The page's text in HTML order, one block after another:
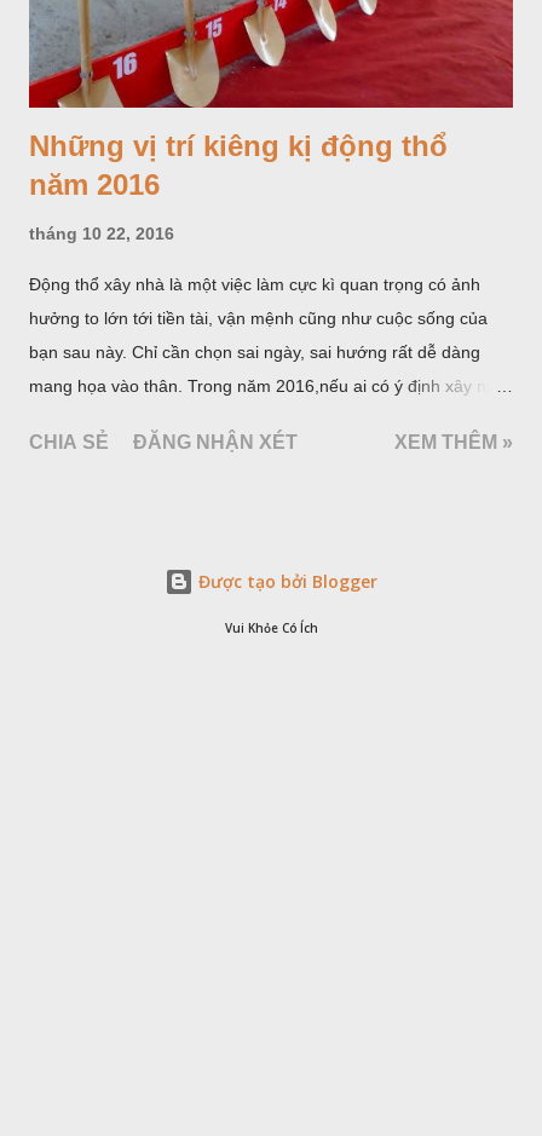
đun lại nhiều lần. Điều này là không tốt cho sức khỏe.
Những vị trí kiêng kị động thổ
năm 2016
tháng 10 22, 2016
Động thổ xây nhà là một việc làm cực kì quan trọng có ảnh
hưởng to lớn tới tiền tài, vận mệnh cũng như cuộc sống của
bạn sau này. Chỉ cần chọn sai ngày, sai hướng rất dễ dàng
mang họa vào thân. Trong năm 2016,nếu ai có ý định xây nhà
sát, Thái tuế, Hắc vị, Hoàng vị.
CHIA SẺ ĐĂNG NHẬN XÉT XEM THÊM »
Được tạo bởi Blogger
Vui Khỏe Có Ích